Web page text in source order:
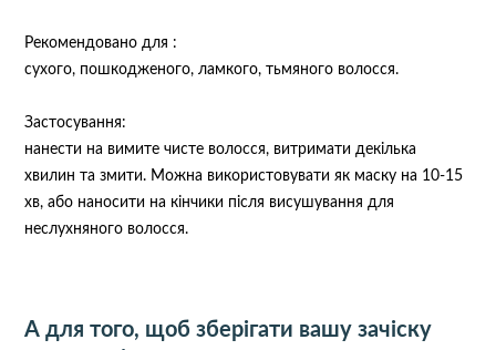
Рекомендовано для :
сухого, пошкодженого, ламкого, тьмяного волосся.
Застосування:
нанести на вимите чисте волосся, витримати декілька
хвилин та змити. Можна використовувати як маску на 10-15
хв, або наносити на кінчики після висушування для
неслухняного волосся.
А для того, щоб зберігати вашу зачіску